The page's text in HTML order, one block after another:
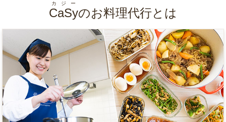
CaSy
カジー
のお料理代行とは